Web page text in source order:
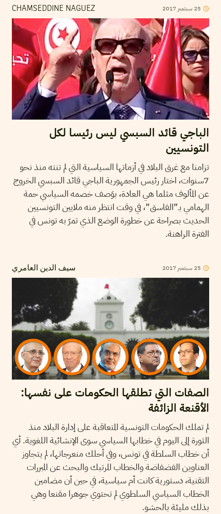
CHAMSEDDINE NAGUEZ 25 سبتمبر 2017
الباجي قائد السبسي ليس رئيسا لكل
التونسيين
تزامنا مع غرق البلاد في أزماتها السياسية التي لم تنته منذ نحو
7سنوات، اختار رئيس الجمهورية الباجي قائد السبسي الخروج
عن المألوف مثلما هي العادة، بوَصف خصمه السياسي حمة
الهمامي بـ”الفاسق”، في وقت انتظر منه ملايين التونسيين
الحديث بصراحة عن خطورة الوضع الذي تمرّ به تونس في
الفترة الراهنة.
سيف الدين العامري 25 سبتمبر 2017
الصفات التي تطلقها الحكومات على نفسها:
الأقنعة الزائفة
لم تملك الحكومات التونسية المتعاقبة على إدارة البلاد منذ
الثورة إلى اليوم في خطابها السياسي سوى الإنشائية اللغوية. أي
أن خطاب السلطة في تونس، وفي أحلك منعرجاتها، لم يتجاوز
العناوين الفضفاضة والخطاب المرتبك والبحث عن المبررات
التقنية، دستورية كانت أم سياسية، في حين أن مضامين
الخطاب السياسي السلطوي لم تحتوي جوهرا مقنعا وهي
بذلك مليئة بالحشو.